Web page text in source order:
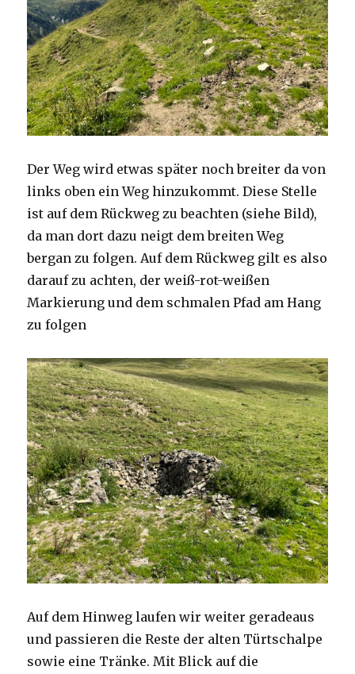
Der Weg wird etwas später noch breiter da von
links oben ein Weg hinzukommt. Diese Stelle
ist auf dem Rückweg zu beachten (siehe Bild),
da man dort dazu neigt dem breiten Weg
bergan zu folgen. Auf dem Rückweg gilt es also
darauf zu achten, der weiß-rot-weißen
Markierung und dem schmalen Pfad am Hang
zu folgen
Auf dem Hinweg laufen wir weiter geradeaus
und passieren die Reste der alten Türtschalpe
sowie eine Tränke. Mit Blick auf die